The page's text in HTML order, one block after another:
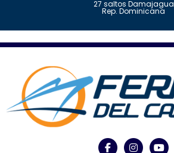
27 saltos Damajagua
Rep. Dominicana